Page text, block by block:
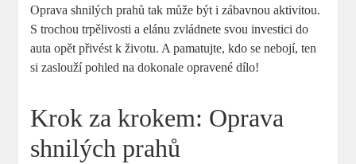
Oprava shnilých prahů tak může být i zábavnou aktivitou.
S trochou trpělivosti a elánu zvládnete svou investici do
auta opět přivést k životu. A pamatujte, kdo se nebojí, ten
si zaslouží pohled na dokonale opravené dílo!
Krok za krokem: Oprava
shnilých prahů